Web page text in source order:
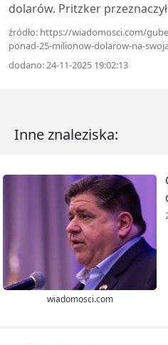
dolarów. Pritzker
źródło: https://wiadomosci.com/
ponad-25-milionow-dolarow-na-
dodano: 24-11-2025 19:02:13
Inne znaleziska:
wiadomosci.com